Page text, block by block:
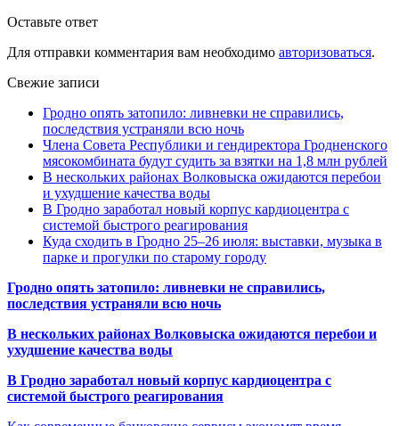
Оставьте ответ
Для отправки комментария вам необходимо авторизоваться.
Свежие записи
Гродно опять затопило: ливневки не справились,
последствия устраняли всю ночь
Члена Совета Республики и гендиректора Гродненского
мясокомбината будут судить за взятки на 1,8 млн рублей
В нескольких районах Волковыска ожидаются перебои
и ухудшение качества воды
В Гродно заработал новый корпус кардиоцентра с
системой быстрого реагирования
Куда сходить в Гродно 25–26 июля: выставки, музыка в
парке и прогулки по старому городу
Гродно опять затопило: ливневки не справились,
последствия устраняли всю ночь
В нескольких районах Волковыска ожидаются перебои и
ухудшение качества воды
В Гродно заработал новый корпус кардиоцентра с
системой быстрого реагирования